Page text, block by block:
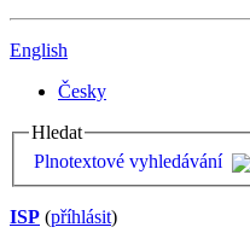
English
Česky
Hledat
Plnotextové vyhledávání
ISP (příhlásit)